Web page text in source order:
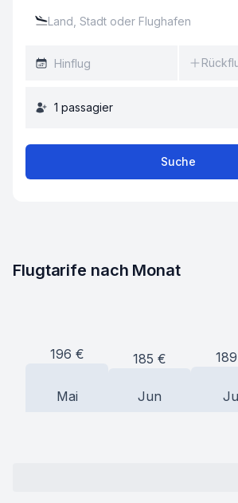
1 passagier
Suche
Flugtarife nach Monat
196 €
Mai
185 €
Jun
189